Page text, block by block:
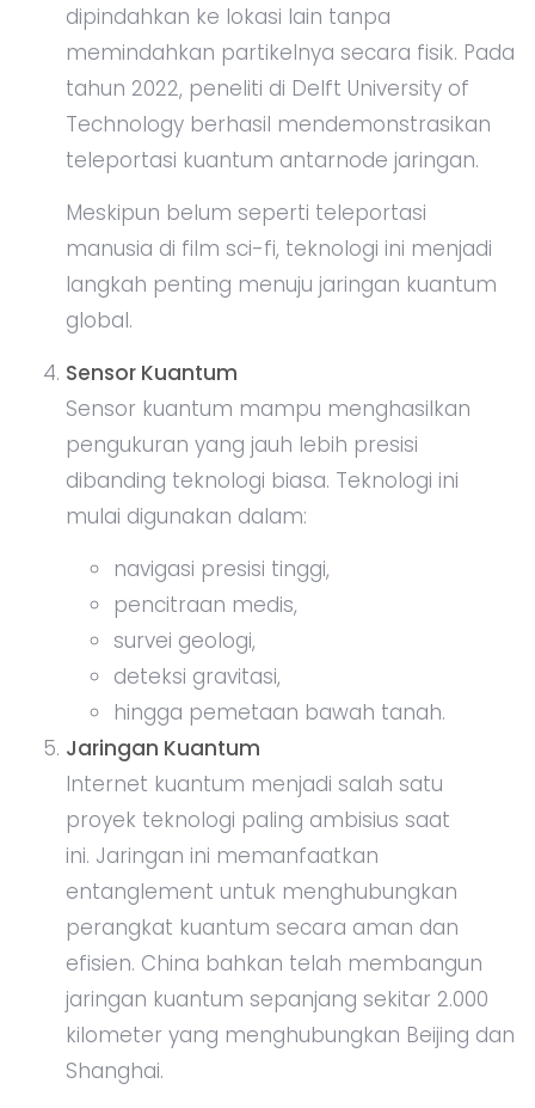
dipindahkan ke lokasi lain tanpa
memindahkan partikelnya secara fisik. Pada
tahun 2022, peneliti di Delft University of
Technology berhasil mendemonstrasikan
teleportasi kuantum antarnode jaringan.
Meskipun belum seperti teleportasi
manusia di film sci-fi, teknologi ini menjadi
langkah penting menuju jaringan kuantum
global.
Sensor Kuantum
Sensor kuantum mampu menghasilkan
pengukuran yang jauh lebih presisi
dibanding teknologi biasa. Teknologi ini
mulai digunakan dalam:
navigasi presisi tinggi,
pencitraan medis,
survei geologi,
deteksi gravitasi,
hingga pemetaan bawah tanah.
Jaringan Kuantum
Internet kuantum menjadi salah satu
proyek teknologi paling ambisius saat
ini. Jaringan ini memanfaatkan
entanglement untuk menghubungkan
perangkat kuantum secara aman dan
efisien. China bahkan telah membangun
jaringan kuantum sepanjang sekitar 2.000
kilometer yang menghubungkan Beijing dan
Shanghai.